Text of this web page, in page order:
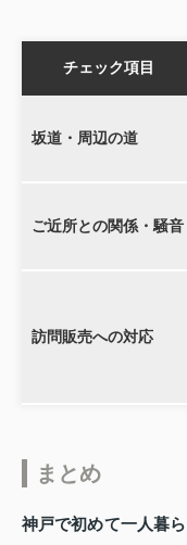
チェック項目
坂道・周辺の道
ご近所との関係・騒音
訪問販売への対応
まとめ
神戸で初めて一人暮